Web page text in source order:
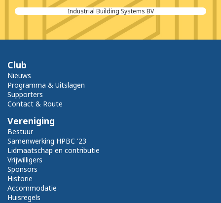
Industrial Building Systems BV
Club
Nieuws
Programma & Uitslagen
Supporters
Contact & Route
Vereniging
Bestuur
Samenwerking HPBC '23
Lidmaatschap en contributie
Vrijwilligers
Sponsors
Historie
Accommodatie
Huisregels